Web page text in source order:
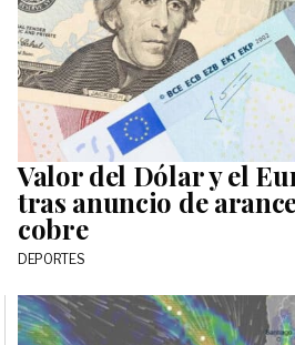
Valor del Dólar y el
tras anuncio de
cobre
DEPORTES